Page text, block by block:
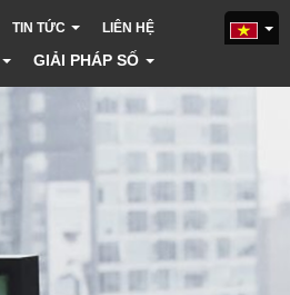
TIN TỨC LIÊN HỆ
GIẢI PHÁP SỐ